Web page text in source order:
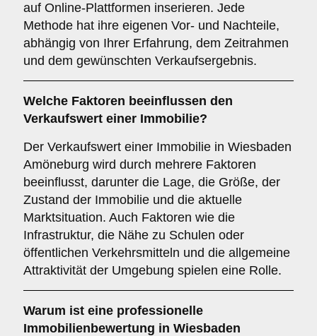
auf Online-Plattformen inserieren. Jede
Methode hat ihre eigenen Vor- und Nachteile,
abhängig von Ihrer Erfahrung, dem Zeitrahmen
und dem gewünschten Verkaufsergebnis.
Welche Faktoren beeinflussen den
Verkaufswert einer Immobilie?
Der Verkaufswert einer Immobilie in Wiesbaden
Amöneburg wird durch mehrere Faktoren
beeinflusst, darunter die Lage, die Größe, der
Zustand der Immobilie und die aktuelle
Marktsituation. Auch Faktoren wie die
Infrastruktur, die Nähe zu Schulen oder
öffentlichen Verkehrsmitteln und die allgemeine
Attraktivität der Umgebung spielen eine Rolle.
Warum ist eine professionelle
Immobilienbewertung in Wiesbaden